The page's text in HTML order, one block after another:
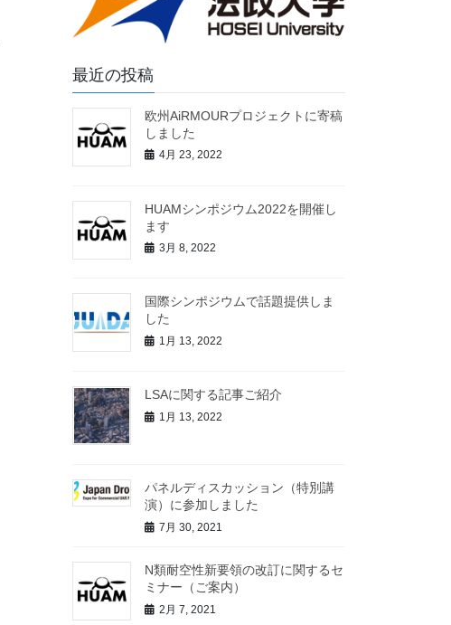
最近の投稿
欧州AiRMOURプロジェクトに寄稿
しました
4月 23, 2022
HUAMシンポジウム2022を開催し
ます
3月 8, 2022
国際シンポジウムで話題提供しま
した
1月 13, 2022
LSAに関する記事ご紹介
1月 13, 2022
パネルディスカッション（特別講
演）に参加しました
7月 30, 2021
N類耐空性新要領の改訂に関するセ
ミナー（ご案内）
2月 7, 2021